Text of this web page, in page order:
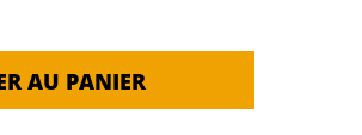
AU PANIER